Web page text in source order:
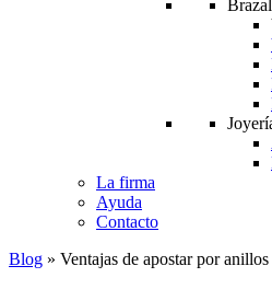
La firma
Ayuda
Contacto
Blog » Ventajas de apostar por